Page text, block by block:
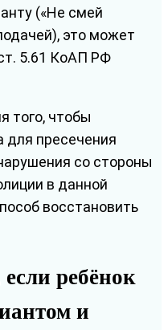
(«Не смей
это может
5.61 КоАП РФ
того, чтобы
для пресечения
со стороны
в данной
восстановить
ребёнок
и